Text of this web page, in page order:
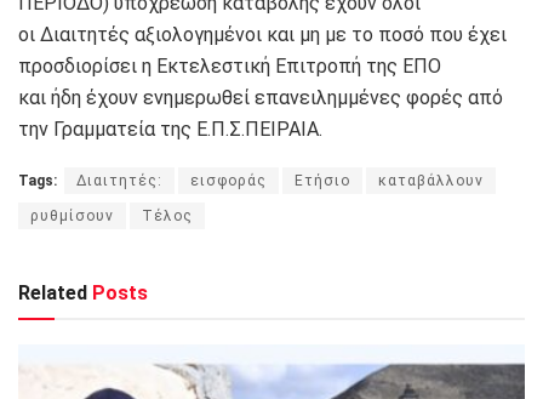
οι Διαιτητές αξιολογημένοι και μη με το ποσό που έχει
προσδιορίσει η Εκτελεστική Επιτροπή της ΕΠΟ
και ήδη έχουν ενημερωθεί επανειλημμένες φορές από
την Γραμματεία της Ε.Π.Σ.ΠΕΙΡΑΙΑ.
Tags: Διαιτητές: εισφοράς Ετήσιο καταβάλλουν
ρυθμίσουν Τέλος
Related Posts